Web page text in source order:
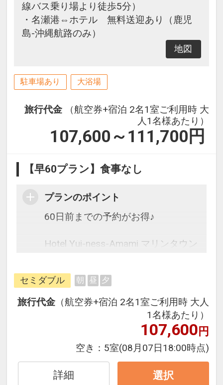
線バス乗り場より徒歩5分）
・名瀬港⇔ホテル 無料送迎あり（鹿児
島-沖縄航路のみ）
地図
駐車場あり 大浴場
旅行代金
（航空券+宿泊 2名1室ご利用時 大
人1名様あたり）
107,600～111,700 円
【早60プラン】食事なし
プランのポイント
60日前までの予約がお得♪
Hotel Yui-ness-Amami マリンタウン
往復の航空券と宿泊がセットになっ
たスタンダードな＜食事なし＞プラ
ンです。
フライトと宿泊を自由に組み合わせ
できるダイナミックパッケージだか
ら、一都市滞在はもちろん周遊旅行
にも最適！
旅行期間中の1泊だけの宿泊や延
セミダブル 朝 昼 夕
旅行代金 （航空券+宿泊 2名1室ご利用時 大人
1名様あたり）
107,600円
空き： 5室(08月07日18:00時点)
詳細 選択